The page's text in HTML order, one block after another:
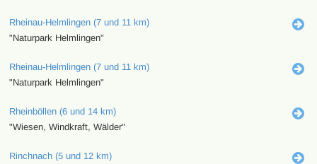
Rheinau-Helmlingen (7 und 11 km)
"Naturpark Helmlingen"
Rheinau-Helmlingen (7 und 11 km)
"Naturpark Helmlingen"
Rheinböllen (6 und 14 km)
"Wiesen, Windkraft, Wälder"
Rinchnach (5 und 12 km)